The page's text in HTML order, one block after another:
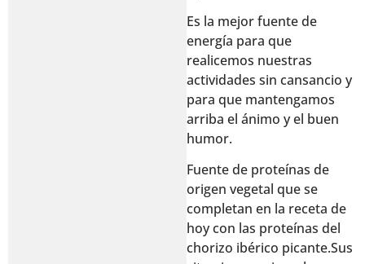
Es la mejor fuente de
energía para que
realicemos nuestras
actividades sin cansancio y
para que mantengamos
arriba el ánimo y el buen
humor.
Fuente de proteínas de
origen vegetal que se
completan en la receta de
hoy con las proteínas del
chorizo ibérico picante.Sus